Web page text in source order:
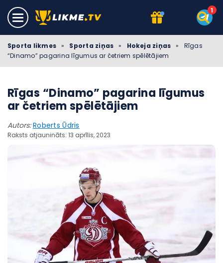
Sporta likmes » Sporta ziņas » Hokeja ziņas »
Rīgas
“Dinamo” pagarina līgumus ar četriem spēlētājiem
Rīgas “Dinamo” pagarina līgumus
ar četriem spēlētājiem
Autors:Roberts Ūdris
Raksts atjaunināts: 13 aprīlis, 2023